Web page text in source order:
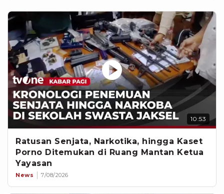
10:53
Ratusan Senjata, Narkotika, hingga Kaset
Porno Ditemukan di Ruang Mantan Ketua
Yayasan
News 7/08/2026